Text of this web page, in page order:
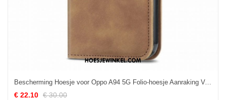
Bescherming Hoesje voor Oppo A94 5G Folio-hoesje Aanraking Van De Huid
€ 22.10 € 30.00